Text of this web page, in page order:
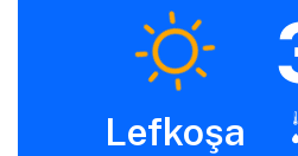
Lefkoşa